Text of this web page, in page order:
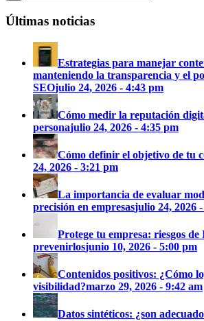
Últimas noticias
Estrategias para manejar
manteniendo la transparencia y el
SEOjulio 24, 2026 - 4:43 pm
Cómo medir la reputación
personajulio 24, 2026 - 4:35 pm
Cómo definir el objetivo de tu
24, 2026 - 3:21 pm
La importancia de evaluar
precisión en empresasjulio 24, 2026
Protege tu empresa: riesgos de
prevenirlosjunio 10, 2026 - 5:00 pm
Contenidos positivos: ¿Cómo
visibilidad?marzo 29, 2026 - 9:42 am
Datos sintéticos: ¿son